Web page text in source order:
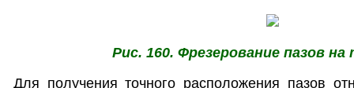
Рис. 160. Фрезерование пазов на
Для получения точного расположения пазов